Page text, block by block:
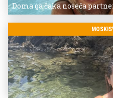
Doma ga čaka noseča